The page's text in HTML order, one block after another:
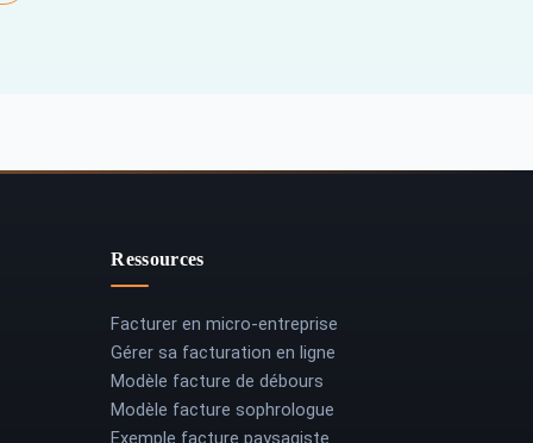
Ressources
Facturer en micro-entreprise
Gérer sa facturation en ligne
Modèle facture de débours
Modèle facture sophrologue
Exemple facture paysagiste